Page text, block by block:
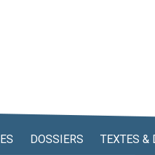
DOSSIERS TEXTES &